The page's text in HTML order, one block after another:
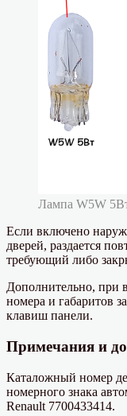
Лампа W5W
Если включено
дверей, раздается
требующий либо
Дополнительно, при
номера и габаритов
клавиш панели.
Примечания и
Каталожный номер
номерного знака
Renault 7700433414.